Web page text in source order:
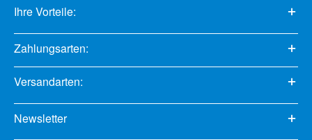
Ihre Vorteile:
Zahlungsarten:
Versandarten:
Newsletter